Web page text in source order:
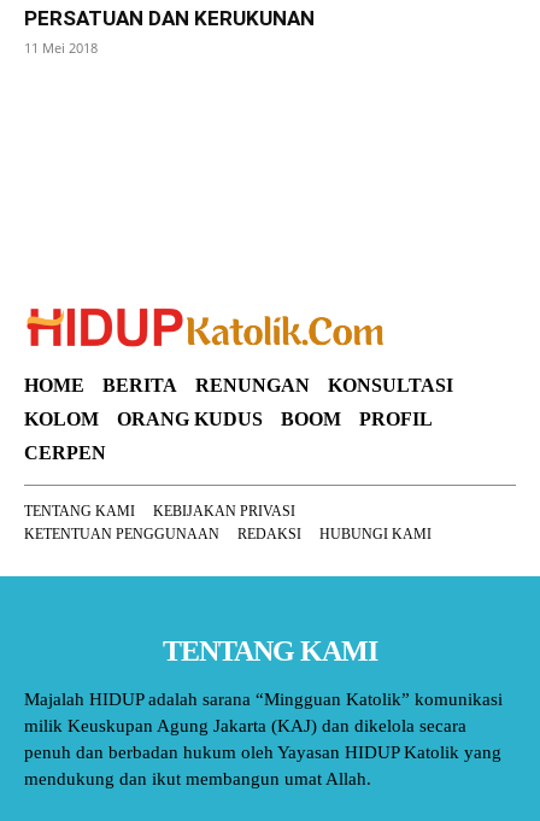
PERSATUAN DAN KERUKUNAN
11 Mei 2018
HOME BERITA RENUNGAN
KONSULTASI
KOLOM
ORANG KUDUS BOOM
PROFIL
CERPEN
TENTANG KAMI
KEBIJAKAN PRIVASI
KETENTUAN PENGGUNAAN
REDAKSI HUBUNGI KAMI
TENTANG KAMI
Majalah HIDUP adalah sarana “Mingguan Katolik” komunikasi
milik Keuskupan Agung Jakarta (KAJ) dan dikelola secara
penuh dan berbadan hukum oleh Yayasan HIDUP Katolik yang
mendukung dan ikut membangun umat Allah.